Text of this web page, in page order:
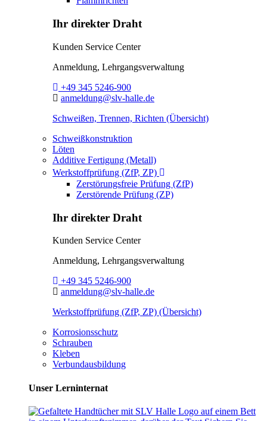
Ihr direkter Draht
Kunden Service Center
Anmeldung, Lehrgangsverwaltung
Telefon:
+49 345 5246-900
E-Mail:
anmeldung@slv-halle.de
Schweißen, Trennen, Richten (Übersicht)
Schweißkonstruktion
Löten
Additive Fertigung (Metall)
Werkstoffprüfung (ZfP, ZP) Toggle Dropdown
Zerstörungsfreie Prüfung (ZfP)
Zerstörende Prüfung (ZP)
Ihr direkter Draht
Kunden Service Center
Anmeldung, Lehrgangsverwaltung
Telefon:
+49 345 5246-900
E-Mail:
anmeldung@slv-halle.de
Werkstoffprüfung (ZfP, ZP) (Übersicht)
Korrosionsschutz
Schrauben
Kleben
Verbundausbildung
Unser Lerninternat